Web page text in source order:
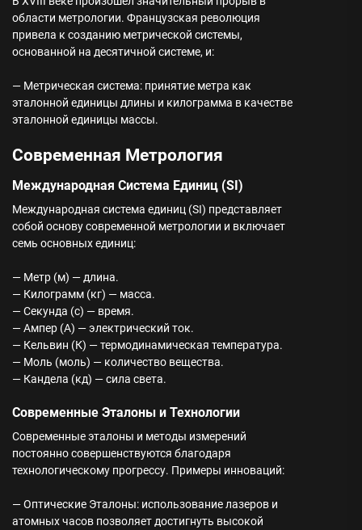
области метрологии. Французская революция
привела к созданию метрической системы,
основанной на десятичной системе, и:
— Метрическая система: принятие метра как
эталонной единицы длины и килограмма в качестве
эталонной единицы массы.
Современная Метрология
Международная Система Единиц (SI)
Международная система единиц (SI) представляет
собой основу современной метрологии и включает
семь основных единиц:
— Метр (м) — длина.
— Килограмм (кг) — масса.
— Секунда (с) — время.
— Ампер (А) — электрический ток.
— Кельвин (К) — термодинамическая температура.
— Моль (моль) — количество вещества.
— Кандела (кд) — сила света.
Современные Эталоны и Технологии
Современные эталоны и методы измерений
постоянно совершенствуются благодаря
технологическому прогрессу. Примеры инноваций:
— Оптические Эталоны: использование лазеров и
атомных часов позволяет достигнуть высокой